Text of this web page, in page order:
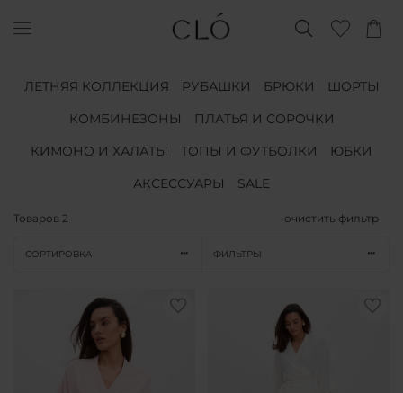
ЛЕТНЯЯ КОЛЛЕКЦИЯ РУБАШКИ БРЮКИ
ШОРТЫ
КОМБИНЕЗОНЫ
ПЛАТЬЯ И СОРОЧКИ
КИМОНО И ХАЛАТЫ
ТОПЫ И ФУТБОЛКИ
ЮБКИ
АКСЕССУАРЫ
SALE
Товаров 2 очистить фильтр
СОРТИРОВКА ФИЛЬТРЫ